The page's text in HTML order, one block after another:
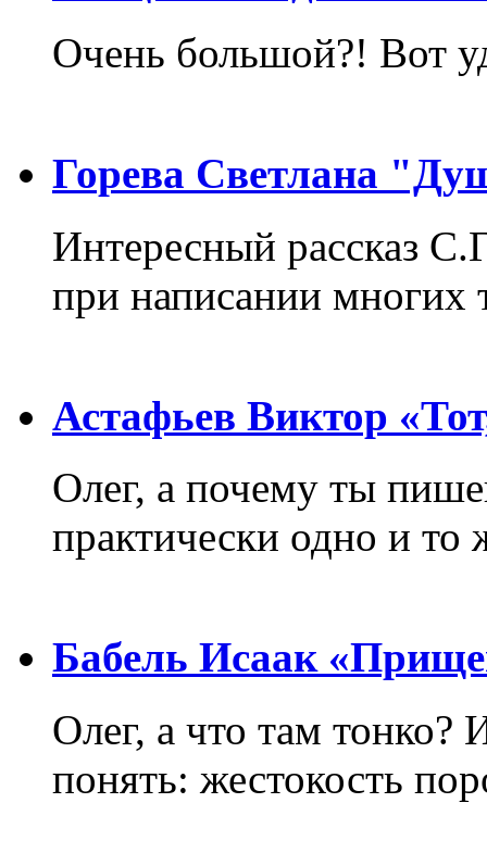
Очень большой?! Вот
Горева Светлана
Интересный рассказ
при написании многих
Астафьев Виктор
Олег, а почему ты
практически одно и то
Бабель Исаак
Олег, а что там тонко?
понять: жестокость